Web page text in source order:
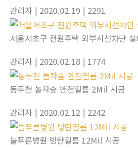
관리자 | 2020.02.19 | 2291
서울서초구 전원주택 외부시선차단
관리자 | 2020.02.18 | 1774
동두천 놀자숲 안전필름 2Mil 시공
관리자 | 2020.02.12 | 2242
늘푸른병원 방탄필름 12Mil 시공